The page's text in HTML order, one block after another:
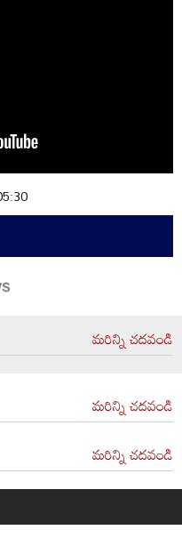
మరిన్ని చదవండి
మరిన్ని చదవండి
మరిన్ని చదవండి